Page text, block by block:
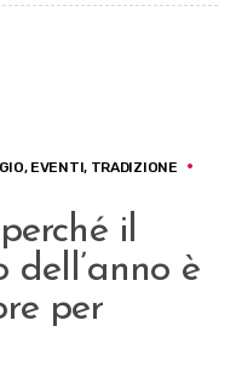
, EVENTI, TRADIZIONE
il
dell’anno è
per